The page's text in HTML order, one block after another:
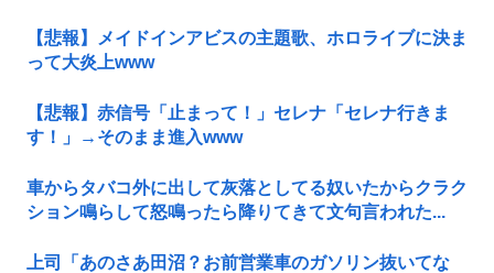
【悲報】メイドインアビスの主題歌、ホロライブに決ま
って大炎上www
【悲報】赤信号「止まって！」セレナ「セレナ行きま
す！」→そのまま進入www
車からタバコ外に出して灰落としてる奴いたからクラク
ション鳴らして怒鳴ったら降りてきて文句言われた...
上司「あのさあ田沼？お前営業車のガソリン抜いてな